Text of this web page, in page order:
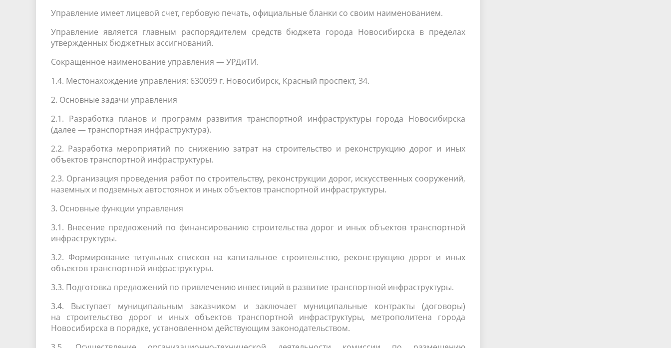
Управление имеет лицевой счет, гербовую печать, официальные бланки со своим наименованием.
Управление является главным распорядителем средств бюджета города Новосибирска в пределах
утвержденных бюджетных ассигнований.
Сокращенное наименование управления — УРДиТИ.
1.4. Местонахождение управления: 630099 г. Новосибирск, Красный проспект, 34.
2. Основные задачи управления
2.1. Разработка планов и программ развития транспортной инфраструктуры города Новосибирска
(далее — транспортная инфраструктура).
2.2. Разработка мероприятий по снижению затрат на строительство и реконструкцию дорог и иных
объектов транспортной инфраструктуры.
2.3. Организация проведения работ по строительству, реконструкции дорог, искусственных сооружений,
наземных и подземных автостоянок и иных объектов транспортной инфраструктуры.
3. Основные функции управления
3.1. Внесение предложений по финансированию строительства дорог и иных объектов транспортной
инфраструктуры.
3.2. Формирование титульных списков на капитальное строительство, реконструкцию дорог и иных
объектов транспортной инфраструктуры.
3.3. Подготовка предложений по привлечению инвестиций в развитие транспортной инфраструктуры.
3.4. Выступает муниципальным заказчиком и заключает муниципальные контракты (договоры)
на строительство дорог и иных объектов транспортной инфраструктуры, метрополитена города
Новосибирска в порядке, установленном действующим законодательством.